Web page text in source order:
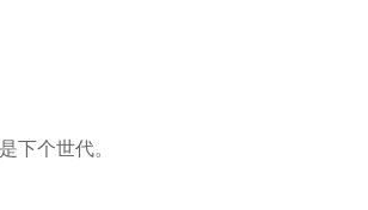
下个世代。